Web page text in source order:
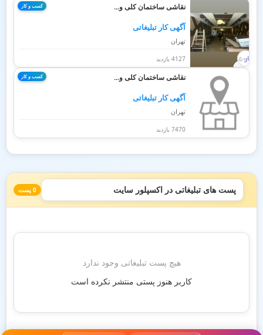
کسب و کار نقاشی ساختمان کلی و...
آگهی کار تبلیغاتی
تهران
4127 بازدید
کسب و کار نقاشی ساختمان کلی و...
آگهی کار تبلیغاتی
تهران
7470 بازدید
پست های تبلیغاتی در اکسپلور سایت 0 پست
هیچ پست تبلیغاتی وجود ندارد
کاربر هنوز پستی منتشر نکرده است